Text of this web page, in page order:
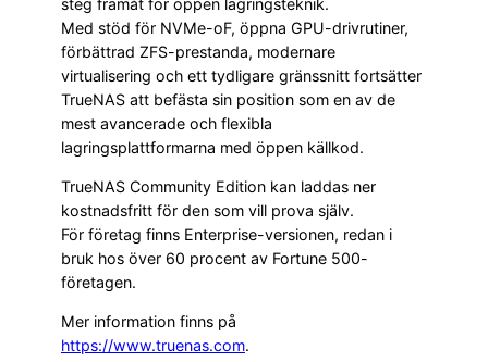
Med stöd för NVMe-oF, öppna GPU-drivrutiner,
förbättrad ZFS-prestanda, modernare
virtualisering och ett tydligare gränssnitt fortsätter
TrueNAS att befästa sin position som en av de
mest avancerade och flexibla
lagringsplattformarna med öppen källkod.
TrueNAS Community Edition kan laddas ner
kostnadsfritt för den som vill prova själv.
För företag finns Enterprise-versionen, redan i
bruk hos över 60 procent av Fortune 500-
företagen.
Mer information finns på
https://www.truenas.com.